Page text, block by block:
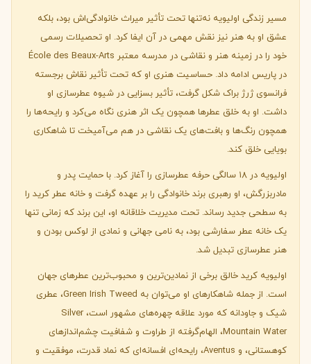
مسیر زندگی اولیویه نه‌تنها تحت تأثیر میراث خانوادگی‌اش بود، بلکه
عشق او به هنر نیز نقش مهمی در آن ایفا کرد. او تحصیلات رسمی
خود را در زمینه هنر و نقاشی در مدرسه معتبر École des Beaux-Arts
در پاریس ادامه داد. حساسیت هنری او که تحت تأثیر نقاش برجسته
فرانسوی ژرژ براک شکل گرفت، تأثیر بسزایی در شیوه عطرسازی او
داشت. او به خلق عطرها همچون یک اثر هنری نگاه می‌کرد و رایحه‌ها را
همچون رنگ‌ها و بافت‌های یک نقاشی در هم می‌آمیخت تا شاهکاری
بویایی خلق کند.
اولیویه در ۱۸ سالگی حرفه عطرسازی را آغاز کرد. با حمایت پدر و
مادربزرگش، او رهبری برند خانوادگی را بر عهده گرفت و خانه عطر کرید را
به سطحی جدید رساند. تحت مدیریت خلاقانه او، این برند که زمانی تنها
یک خانه عطر سفارشی بود، به نامی جهانی و نمادی از لوکس بودن و
هنر عطرسازی تبدیل شد.
اولیویه کرید خالق برخی از نمادین‌ترین و محبوب‌ترین عطرهای جهان
است. از جمله شاهکارهای او می‌توان به Green Irish Tweed، عطری
شیک و جاودانه که مورد علاقه چهره‌های مشهور است، Silver
Mountain Water، الهام‌گرفته از طراوت و شفافیت چشم‌اندازهای
کوهستانی، و Aventus، رایحه‌ای افسانه‌ای که نماد قدرت، موفقیت و